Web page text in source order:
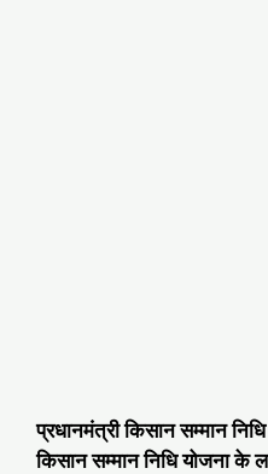
प्रधानमंत्री किसान सम्मान
किसान सम्मान निधि योजना